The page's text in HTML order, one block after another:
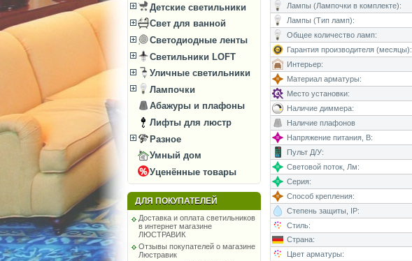
Детские светильники
Свет для ванной
Светодиодные ленты
Светильники LOFT
Уличные светильники
Лампочки
Абажуры и плафоны
Лифты для люстр
Разное
Умный дом
Уценённые товары
ДЛЯ ПОКУПАТЕЛЕЙ
Доставка и оплата светильников
в интернет магазине
ЛЮСТРАВИК
Отзывы покупателей о магазине
Люстравик
Лампы (Лампочки в комплекте):
Лампы (Тип ламп):
Общее количество ламп:
Гарантия производителя (месяцы):
Интерьер:
Материал арматуры:
Место установки:
Наличие диммера:
Наличие плафонов
Напряжение питания, В:
Пульт Д/У:
Световой поток, Лм:
Серия:
Способ крепления:
Степень защиты, IP:
Стиль:
Страна:
Цвет арматуры: